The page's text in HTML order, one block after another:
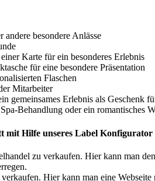
andere besondere Anlässe
Karte für ein besonderes Erlebnis
für eine besondere Präsentation
Flaschen
Mitarbeiter
gemeinsames Erlebnis als Geschenk
Behandlung oder ein romantisches
mit Hilfe unseres Label Konfigurator
zu verkaufen. Hier kann man
Hier kann man eine